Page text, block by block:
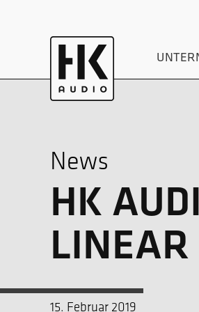
News
HK
LINEAR
15. Februar 2019